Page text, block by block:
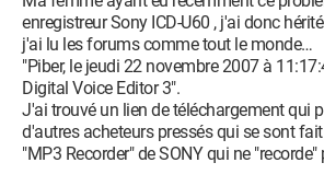
enregistreur Sony ICD-U60 , j'ai donc
j'ai lu les forums comme tout le monde…
"Piber, le jeudi 22 novembre 2007 à
Digital Voice Editor 3".
J'ai trouvé un lien de téléchargement qui
d'autres acheteurs pressés qui se sont
"MP3 Recorder" de SONY qui ne